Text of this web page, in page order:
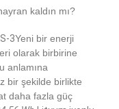
Nem aralığı
Sertifikalar
kaldın mı?
3Yeni bir enerji
olarak birbirine
anlamına
bir şekilde birlikte
daha fazla güç